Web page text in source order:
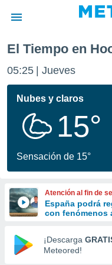
de
por
se
calidad.
a este
las
y
forma
digital
basada
El Tiempo en
05:25 Jueves
Nubes y claros
15°
Sensación de 15°
Atención al fin de
España podrá
con fenómenos
¡Descarga
Meteored!